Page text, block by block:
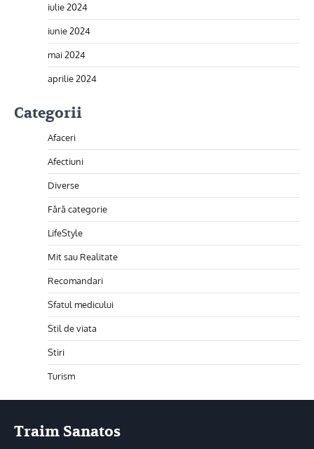
iulie 2024
iunie 2024
mai 2024
aprilie 2024
Categorii
Afaceri
Afectiuni
Diverse
Fără categorie
LifeStyle
Mit sau Realitate
Recomandari
Sfatul medicului
Stil de viata
Stiri
Turism
Traim Sanatos